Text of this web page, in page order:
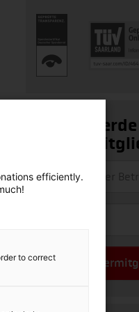
Ja, ich werde
Jetzt
efficiently.
to correct